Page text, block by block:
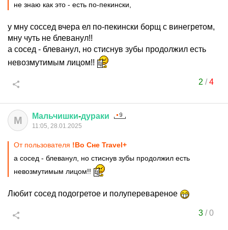
не знаю как это - есть по-пекински,
у мну соссед вчера ел по-пекински борщ с винегретом,
мну чуть не блеванул!!
а сосед - блеванул, но стиснув зубы продолжил есть
невозмутимым лицом!!
2 /4
М Мальчишки-дураки
11:05, 28.01.2025
От пользователя !Во Сне Travel+
а сосед - блеванул, но стиснув зубы продолжил есть
невозмутимым лицом!!
Любит сосед подогретое и полуперевареное
3/0